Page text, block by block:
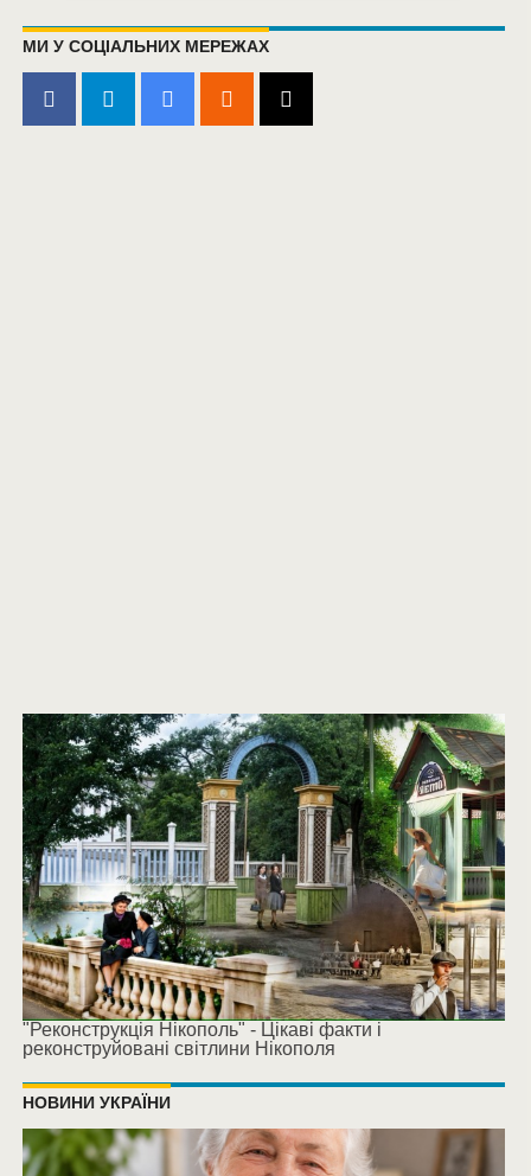
МИ У СОЦІАЛЬНИХ МЕРЕЖАХ
"Реконструкція Нікополь" - Цікаві факти і
реконструйовані світлини Нікополя
НОВИНИ УКРАЇНИ